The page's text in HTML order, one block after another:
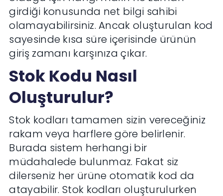
girdiği konusunda net bilgi sahibi
olamayabilirsiniz. Ancak oluşturulan kod
sayesinde kısa süre içerisinde ürünün
giriş zamanı karşınıza çıkar.
Stok Kodu Nasıl
Oluşturulur?
Stok kodları tamamen sizin vereceğiniz
rakam veya harflere göre belirlenir.
Burada sistem herhangi bir
müdahalede bulunmaz. Fakat siz
dilerseniz her ürüne otomatik kod da
atayabilir. Stok kodları oluşturulurken